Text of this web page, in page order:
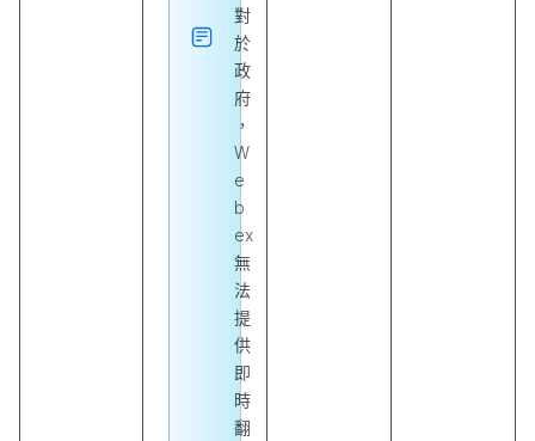
對
於
政
府
，
W
e
b
ex
無
法
提
供
即
時
翻